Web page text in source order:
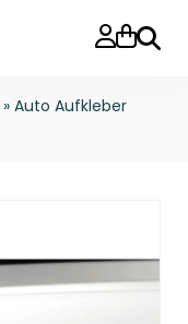
Suche
» Auto Aufkleber